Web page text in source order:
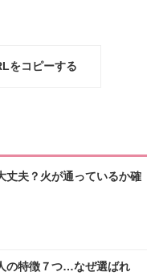
をコピーする
丈夫？火が通っているか確
の特徴７つ…なぜ選ばれ